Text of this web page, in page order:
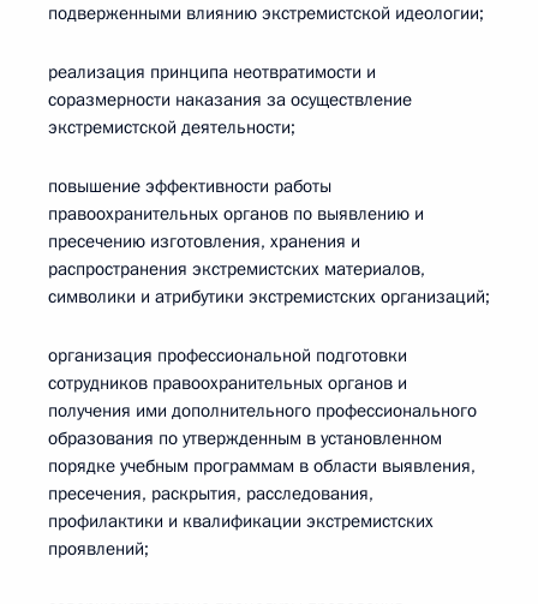
подверженными влиянию экстремистской идеологии;
реализация принципа неотвратимости и
соразмерности наказания за осуществление
экстремистской деятельности;
повышение эффективности работы
правоохранительных органов по выявлению и
пресечению изготовления, хранения и
распространения экстремистских материалов,
символики и атрибутики экстремистских организаций;
организация профессиональной подготовки
сотрудников правоохранительных органов и
получения ими дополнительного профессионального
образования по утвержденным в установленном
порядке учебным программам в области выявления,
пресечения, раскрытия, расследования,
профилактики и квалификации экстремистских
проявлений;